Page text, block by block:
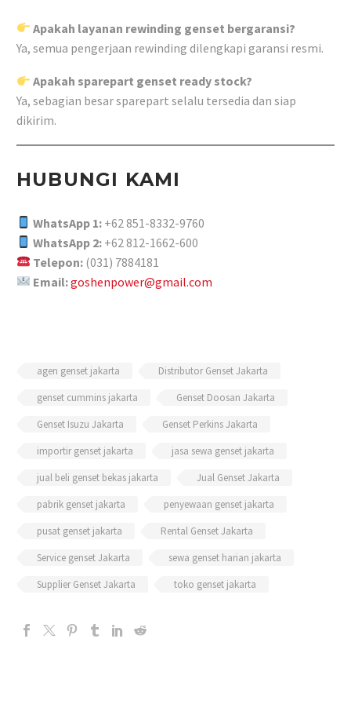
Apakah layanan rewinding genset bergaransi?
Ya, semua pengerjaan rewinding dilengkapi garansi resmi.
Apakah sparepart genset ready stock?
Ya, sebagian besar sparepart selalu tersedia dan siap
dikirim.
HUBUNGI KAMI
WhatsApp 1: +62 851-8332-9760
WhatsApp 2: +62 812-1662-600
Telepon: (031) 7884181
Email:goshenpower@gmail.com
agen genset jakarta
Distributor Genset Jakarta
genset cummins jakarta
Genset Doosan Jakarta
Genset Isuzu Jakarta
Genset Perkins Jakarta
importir genset jakarta
jasa sewa genset jakarta
jual beli genset bekas jakarta
Jual Genset Jakarta
pabrik genset jakarta
penyewaan genset jakarta
pusat genset jakarta
Rental Genset Jakarta
Service genset Jakarta
sewa genset harian jakarta
Supplier Genset Jakarta
toko genset jakarta